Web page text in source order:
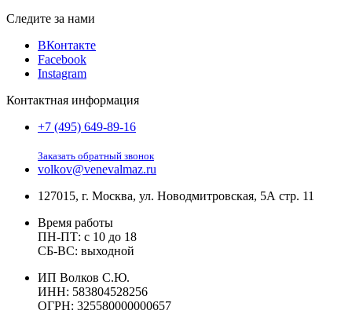
Следите за нами
ВКонтакте
Facebook
Instagram
Контактная информация
+7 (495) 649-89-16
Заказать обратный звонок
volkov@venevalmaz.ru
127015, г. Москва, ул. Новодмитровская, 5А стр. 11
Время работы
ПН-ПТ: с 10 до 18
СБ-ВС: выходной
ИП Волков С.Ю.
ИНН: 583804528256
ОГРН: 325580000000657